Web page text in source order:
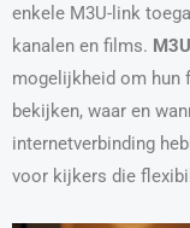
enkele M3U-link
kanalen en films.
mogelijkheid om hun
bekijken, waar en
internetverbinding
voor kijkers die